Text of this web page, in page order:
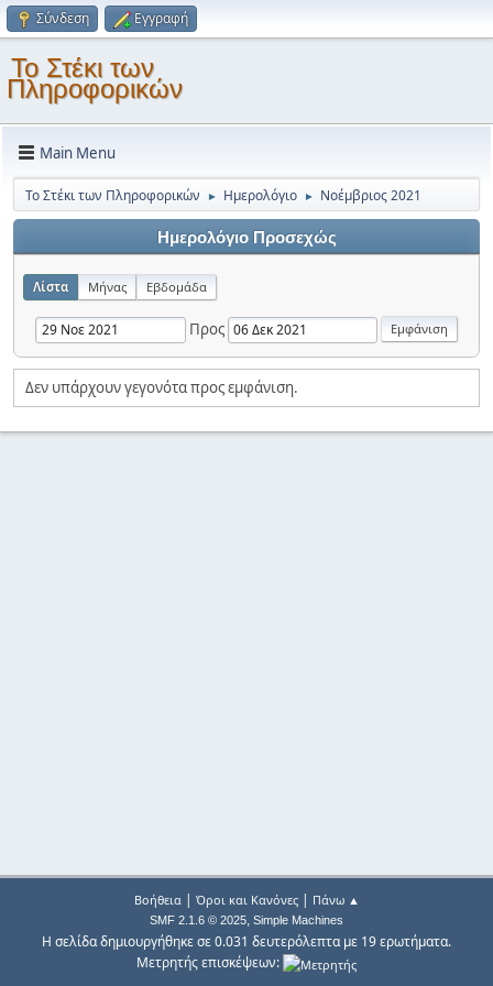
Σύνδεση Εγγραφή
Το Στέκι των
Πληροφορικών
Main Menu
Το Στέκι των Πληροφορικών ► Ημερολόγιο ► Νοέμβριος 2021
Ημερολόγιο Προσεχώς
Λίστα Μήνας Εβδομάδα
Προς
Δεν υπάρχουν γεγονότα προς εμφάνιση.
Βοήθεια| Όροι και Κανόνες| Πάνω ▲
SMF 2.1.6 © 2025, Simple Machines
Η σελίδα δημιουργήθηκε σε 0.031 δευτερόλεπτα με 19 ερωτήματα.
Μετρητής επισκέψεων: